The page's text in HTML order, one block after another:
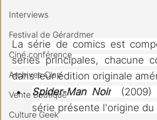
Interviews
Festival de Gérardmer
Ciné conférence
Archives Clap
Vente Boutique
Culture Geek
La série de comics est
séries principales, chacune
dans leur édition originale
Spider-Man Noir
(2009)
série présente l'origine du